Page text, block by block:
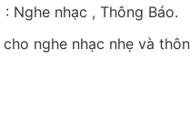
: Nghe nhạc , Thông Báo.
nghe nhạc nhẹ và